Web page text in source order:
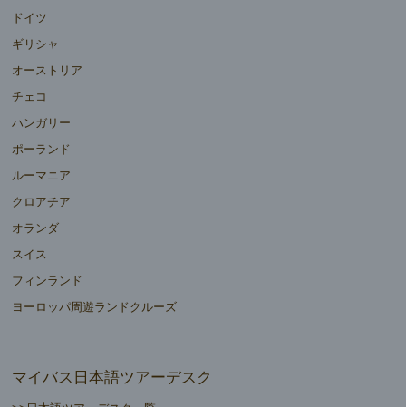
ドイツ
ギリシャ
オーストリア
チェコ
ハンガリー
ポーランド
ルーマニア
クロアチア
オランダ
スイス
フィンランド
ヨーロッパ周遊ランドクルーズ
マイバス日本語ツアーデスク